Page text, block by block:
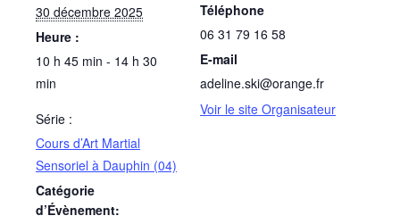
30 décembre 2025
Heure :
10 h 45 min - 14 h 30
min
Série :
Cours d’Art Martial
Sensoriel à Dauphin (04)
Catégorie
d’Évènement:
Téléphone
06 31 79 16 58
E-mail
adeline.ski@orange.fr
Voir le site Organisateur